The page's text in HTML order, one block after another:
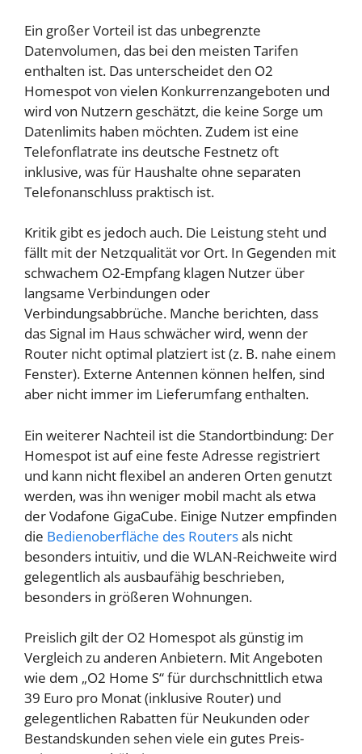
Ein großer Vorteil ist das unbegrenzte
Datenvolumen, das bei den meisten Tarifen
enthalten ist. Das unterscheidet den O2
Homespot von vielen Konkurrenzangeboten und
wird von Nutzern geschätzt, die keine Sorge um
Datenlimits haben möchten. Zudem ist eine
Telefonflatrate ins deutsche Festnetz oft
inklusive, was für Haushalte ohne separaten
Telefonanschluss praktisch ist.
Kritik gibt es jedoch auch. Die Leistung steht und
fällt mit der Netzqualität vor Ort. In Gegenden mit
schwachem O2-Empfang klagen Nutzer über
langsame Verbindungen oder
Verbindungsabbrüche. Manche berichten, dass
das Signal im Haus schwächer wird, wenn der
Router nicht optimal platziert ist (z. B. nahe einem
Fenster). Externe Antennen können helfen, sind
aber nicht immer im Lieferumfang enthalten.
Ein weiterer Nachteil ist die Standortbindung: Der
Homespot ist auf eine feste Adresse registriert
und kann nicht flexibel an anderen Orten genutzt
werden, was ihn weniger mobil macht als etwa
der Vodafone GigaCube. Einige Nutzer empfinden
die Bedienoberfläche des Routersals nicht
besonders intuitiv, und die WLAN-Reichweite wird
gelegentlich als ausbaufähig beschrieben,
besonders in größeren Wohnungen.
Preislich gilt der O2 Homespot als günstig im
Vergleich zu anderen Anbietern. Mit Angeboten
wie dem „O2 Home S“ für durchschnittlich etwa
39 Euro pro Monat (inklusive Router) und
gelegentlichen Rabatten für Neukunden oder
Bestandskunden sehen viele ein gutes Preis-